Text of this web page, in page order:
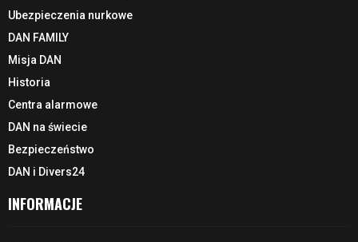
Ubezpieczenia nurkowe
DAN FAMILY
Misja DAN
Historia
Centra alarmowe
DAN na świecie
Bezpieczeństwo
DAN i Divers24
INFORMACJE